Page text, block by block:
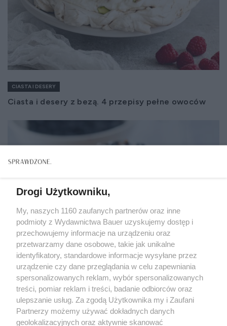
CIASTA I DESERY
Ciasta i desery z bezą. 4 przepisy pełne owoców
CIASTA I DESERY
4 pomysły na ciasta z jagodami, które zachwycą
domowników
Drogi Użytkowniku,
My, naszych 1160 zaufanych partnerów oraz inne
podmioty z Wydawnictwa Bauer uzyskujemy dostęp i
przechowujemy informacje na urządzeniu oraz
przetwarzamy dane osobowe, takie jak unikalne
identyfikatory, standardowe informacje wysyłane przez
urządzenie czy dane przeglądania w celu zapewniania
spersonalizowanych reklam, wybór spersonalizowanych
treści, pomiar reklam i treści, badanie odbiorców oraz
ulepszanie usług. Za zgodą Użytkownika my i Zaufani
Partnerzy możemy używać dokładnych danych
geolokalizacyjnych oraz aktywnie skanować